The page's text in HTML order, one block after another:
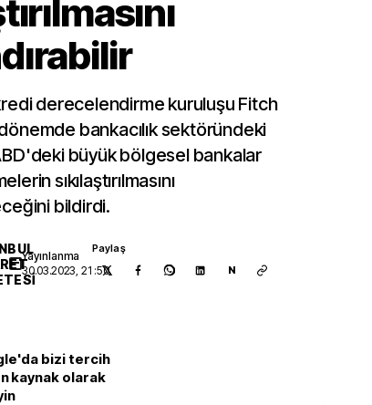
derecelendirme kuruluşu Fitch
bankacılık sektöründeki
büyük bölgesel bankalar
sıkılaştırılmasını
bildirdi.
Yayınlanma
30.03.2023, 21:50
Paylaş
N
bizi tercih
kaynak olarak